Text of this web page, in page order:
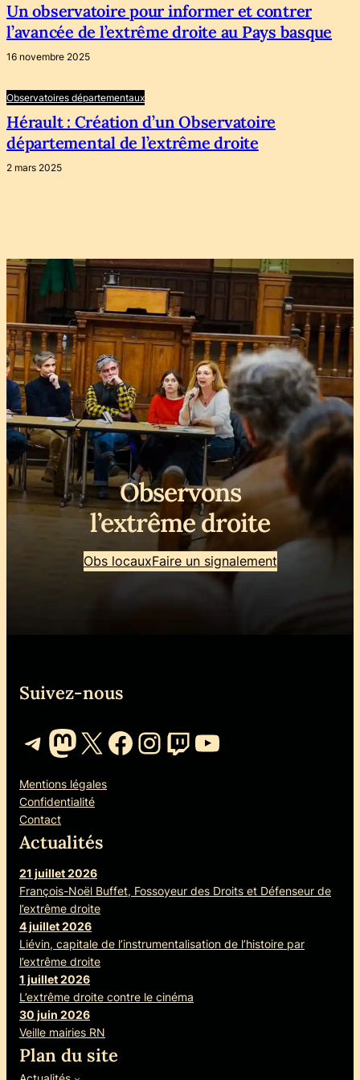
Un observatoire pour informer et contrer
l’avancée de l’extrême droite au Pays basque
16 novembre 2025
Observatoires départementaux
Hérault : Création d’un Observatoire
départemental de l’extrême droite
2 mars 2025
Observons
l’extrême droite
Obs locauxFaire un signalement
Suivez-nous
Telegram
Mastodon
X Facebook
Instagram
Twitch
YouTube
Mentions légales
Confidentialité
Contact
Actualités
21 juillet 2026
François-Noël Buffet, Fossoyeur des Droits et Défenseur de
l’extrême droite
4 juillet 2026
Liévin, capitale de l’instrumentalisation de l’histoire par
l’extrême droite
1 juillet 2026
L’extrême droite contre le cinéma
30 juin 2026
Veille mairies RN
Plan du site